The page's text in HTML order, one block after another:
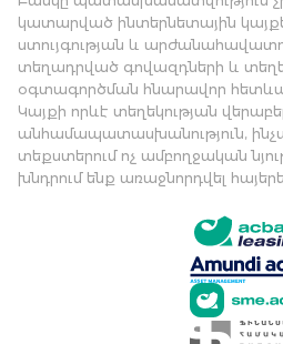
կատարված ինտերնետային
ստույգության և
տեղադրված գովազդների և
օգտագործման հնարավոր
Կայքի որևէ տեղեկության
անհամապատասխանություն,
տեքստերում ոչ ամբողջական
խնդրում ենք առաջնորդվել